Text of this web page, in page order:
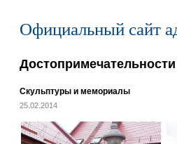
Официальный сайт
Достопримечательности
Скульптуры и мемориалы
25.02.2014